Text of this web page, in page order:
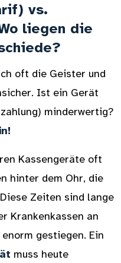
vs.
liegen die
oft die Geister und
Ist ein Gerät
minderwertig?
Kassengeräte oft
hinter dem Ohr, die
Zeiten sind lange
Krankenkassen an
gestiegen. Ein
muss heute